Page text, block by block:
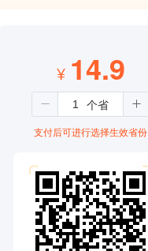
元
¥ 14.9
支付后可进行选择生效省份